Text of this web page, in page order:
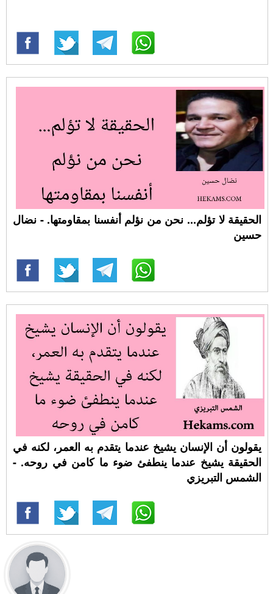
الحقيقة لا تؤلم... نحن من نؤلم أنفسنا بمقاومتها. - نضال
حسين
يقولون أن الإنسان يشيخ عندما يتقدم به العمر، لكنه في
الحقيقة يشيخ عندما ينطفئ ضوء ما كامن في روحه. -
الشمس التبريزي